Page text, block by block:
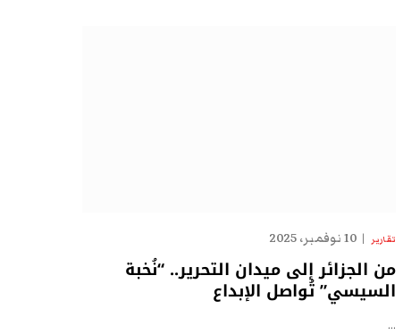
تقارير 10 نوفمبر، 2025
من الجزائر إلى ميدان التحرير.. “نُخبة
السيسي” تُواصل الإبداع
…